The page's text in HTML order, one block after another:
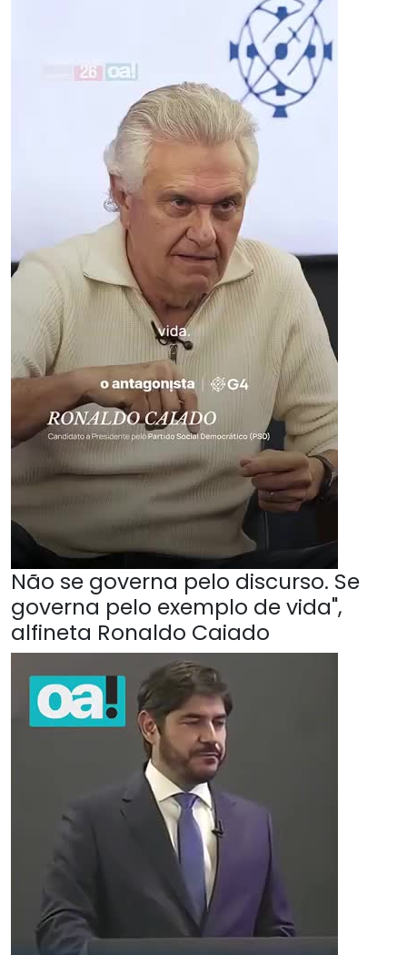
Não se governa pelo discurso. Se
governa pelo exemplo de vida",
alfineta Ronaldo Caiado